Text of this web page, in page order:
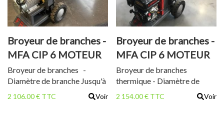
Broyeur de branches -
MFA CIP 6 MOTEUR
ELEC
Broyeur de branches -
Diamètre de branche Jusqu'à
6 cm
2 106.00 € TTC Voir
Broyeur de branches -
MFA CIP 6 MOTEUR
ESS
Broyeur de branches
thermique - Diamètre de
branche Jusqu'à 6 cm
2 154.00 € TTC Voir